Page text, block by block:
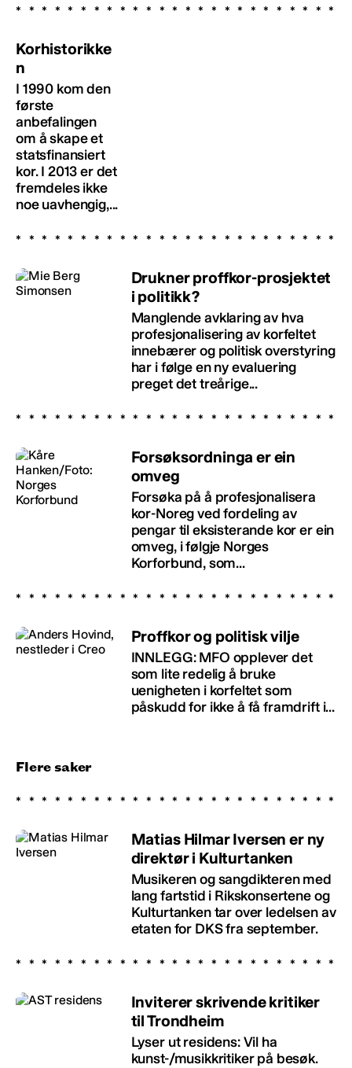
Korhistorikke
n
I 1990 kom den
første
anbefalingen
om å skape et
statsfinansiert
kor. I 2013 er det
fremdeles ikke
noe uavhengig,...
Drukner proffkor-prosjektet
i politikk?
Manglende avklaring av hva
profesjonalisering av korfeltet
innebærer og politisk overstyring
har i følge en ny evaluering
preget det treårige...
Forsøksordninga er ein
omveg
Forsøka på å profesjonalisera
kor-Noreg ved fordeling av
pengar til eksisterande kor er ein
omveg, i følgje Norges
Korforbund, som...
Proffkor og politisk vilje
INNLEGG: MFO opplever det
som lite redelig å bruke
uenigheten i korfeltet som
påskudd for ikke å få framdrift i...
Flere saker
Matias Hilmar Iversen er ny
direktør i Kulturtanken
Musikeren og sangdikteren med
lang fartstid i Rikskonsertene og
Kulturtanken tar over ledelsen av
etaten for DKS fra september.
Inviterer skrivende kritiker
til Trondheim
Lyser ut residens: Vil ha
kunst-/musikkritiker på besøk.